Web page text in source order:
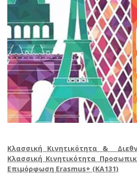
Κλασσική Κινητικότητα &
Κλασσική Κινητικότητα
Επιμόρφωση Erasmus+ (ΚΑ131)